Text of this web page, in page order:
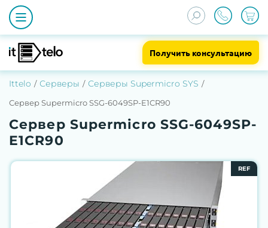
Получить консультацию
Ittelo Серверы Серверы Supermicro SYS
Сервер Supermicro SSG-6049SP-E1CR90
Сервер Supermicro SSG-6049SP-
E1CR90
REF